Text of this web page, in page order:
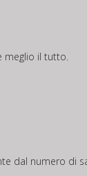
il tutto.
dal numero di